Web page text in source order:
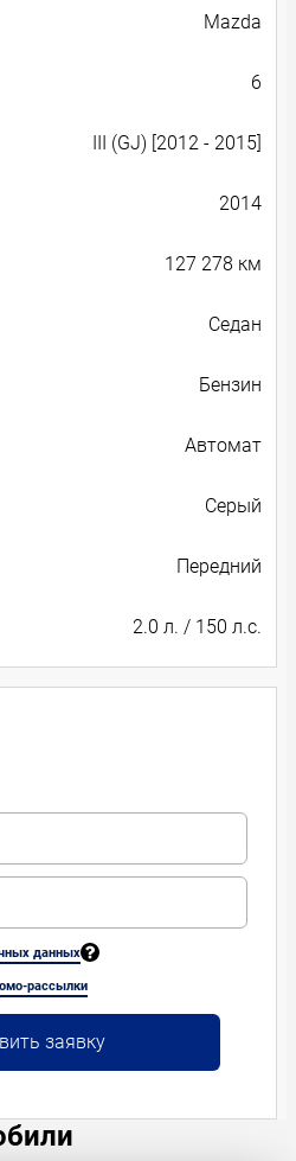
Mazda
6
III (GJ) [2012 - 2015]
2014
127 278 км
Седан
Бензин
Автомат
Серый
Передний
2.0 л. / 150 л.с.
данных
рассылки
заявку